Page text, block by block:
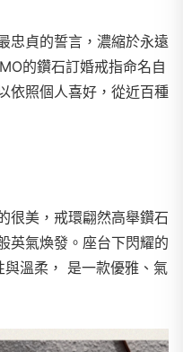
忠貞的誓言，濃縮於永遠
的鑽石訂婚戒指命名自
依照個人喜好，從近百種
很美，戒環翩然高舉鑽石
英氣煥發。座台下閃耀的
溫柔， 是一款優雅、氣